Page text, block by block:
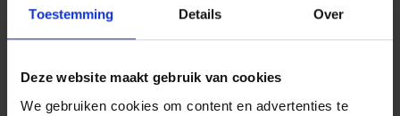
Toestemming Details Over
Deze website maakt gebruik van cookies
We gebruiken cookies om content en advertenties te
Formuleer het probleem of uw vraag zo duidelijk
polisnummer.